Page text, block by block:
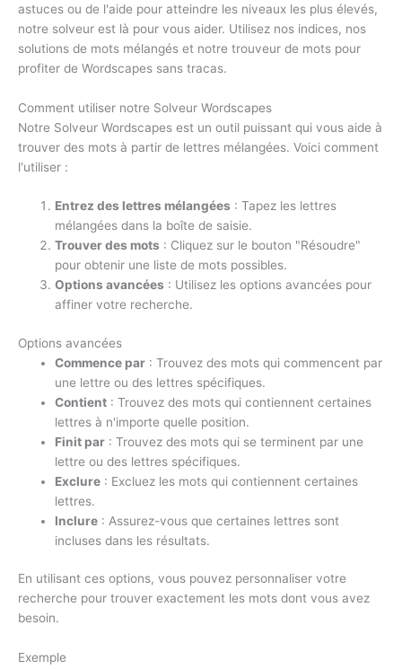
astuces ou de l'aide pour atteindre les niveaux les plus élevés,
notre solveur est là pour vous aider. Utilisez nos indices, nos
solutions de mots mélangés et notre trouveur de mots pour
profiter de Wordscapes sans tracas.
Comment utiliser notre Solveur Wordscapes
Notre Solveur Wordscapes est un outil puissant qui vous aide à
trouver des mots à partir de lettres mélangées. Voici comment
l'utiliser :
Entrez des lettres mélangées : Tapez les lettres
mélangées dans la boîte de saisie.
Trouver des mots : Cliquez sur le bouton "Résoudre"
pour obtenir une liste de mots possibles.
Options avancées : Utilisez les options avancées pour
affiner votre recherche.
Options avancées
Commence par : Trouvez des mots qui commencent par
une lettre ou des lettres spécifiques.
Contient : Trouvez des mots qui contiennent certaines
lettres à n'importe quelle position.
Finit par : Trouvez des mots qui se terminent par une
lettre ou des lettres spécifiques.
Exclure : Excluez les mots qui contiennent certaines
lettres.
Inclure : Assurez-vous que certaines lettres sont
incluses dans les résultats.
En utilisant ces options, vous pouvez personnaliser votre
recherche pour trouver exactement les mots dont vous avez
besoin.
Exemple